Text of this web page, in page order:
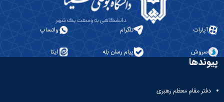
آپارات تلگرام واتساپ
سروش پیام رسان بله ایتا
پیوندها
دفتر مقام معظم رهبری